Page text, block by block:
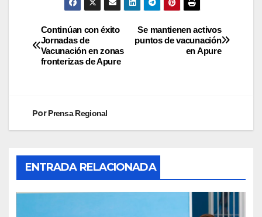
Se mantienen activos
puntos de vacunación
en Apure
Continúan con éxito
Jornadas de
Vacunación en zonas
fronterizas de Apure
PorPrensa Regional
ENTRADA RELACIONADA